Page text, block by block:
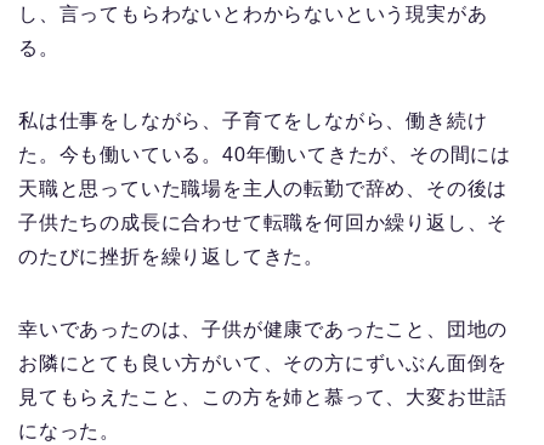
し、言ってもらわないとわからないという現実があ
る。
私は仕事をしながら、子育てをしながら、働き続け
た。今も働いている。40年働いてきたが、その間には
天職と思っていた職場を主人の転勤で辞め、その後は
子供たちの成長に合わせて転職を何回か繰り返し、そ
のたびに挫折を繰り返してきた。
幸いであったのは、子供が健康であったこと、団地の
お隣にとても良い方がいて、その方にずいぶん面倒を
見てもらえたこと、この方を姉と慕って、大変お世話
になった。